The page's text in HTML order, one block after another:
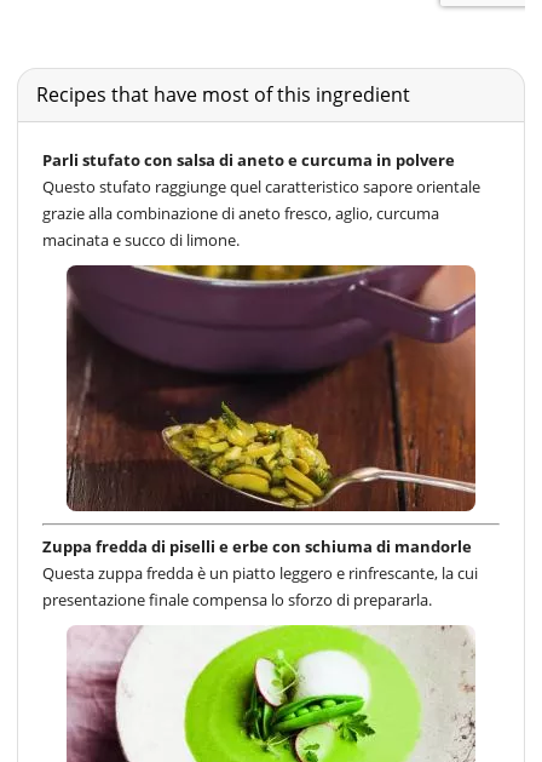
Recipes that have most of this ingredient
Parli stufato con salsa di aneto e curcuma in polvere
Questo stufato raggiunge quel caratteristico sapore orientale
grazie alla combinazione di aneto fresco, aglio, curcuma
macinata e succo di limone.
Zuppa fredda di piselli e erbe con schiuma di mandorle
Questa zuppa fredda è un piatto leggero e rinfrescante, la cui
presentazione finale compensa lo sforzo di prepararla.